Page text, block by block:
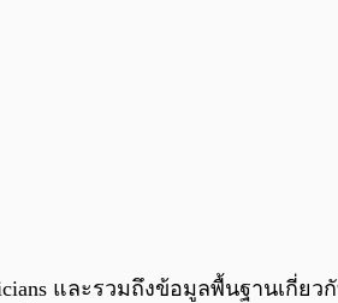
และรวมถึงข้อมูลพื้นฐานเกี่ยว